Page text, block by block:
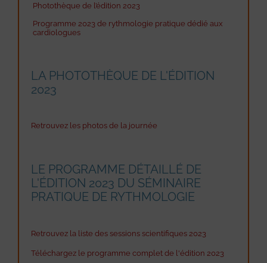
Photothèque de l’édition 2023
Programme 2023 de rythmologie pratique dédié aux
cardiologues
LA PHOTOTHÈQUE DE L'ÉDITION
2023
Retrouvez les photos de la journée
LE PROGRAMME DÉTAILLÉ DE
L'ÉDITION 2023 DU SÉMINAIRE
PRATIQUE DE RYTHMOLOGIE
Retrouvez la liste des sessions scientifiques 2023
Téléchargez le programme complet de l'édition 2023